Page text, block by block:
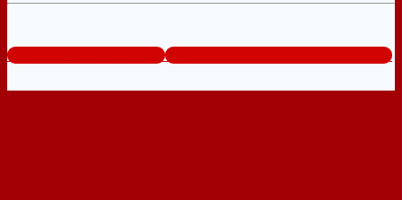
www.muabancuathep.com Tổng đài tư vấn miễn phí: 0824.400.400